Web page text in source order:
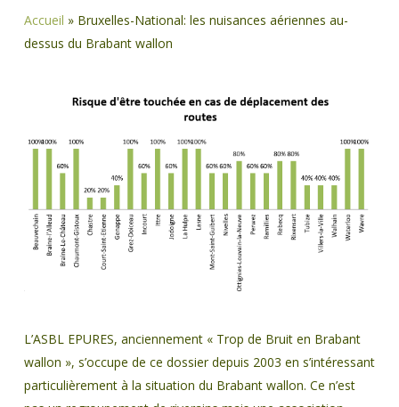
Accueil » Bruxelles-National: les nuisances aériennes au-
dessus du Brabant wallon
L’ASBL EPURES, anciennement « Trop de Bruit en Brabant
wallon », s’occupe de ce dossier depuis 2003 en s’intéressant
particulièrement à la situation du Brabant wallon. Ce n’est